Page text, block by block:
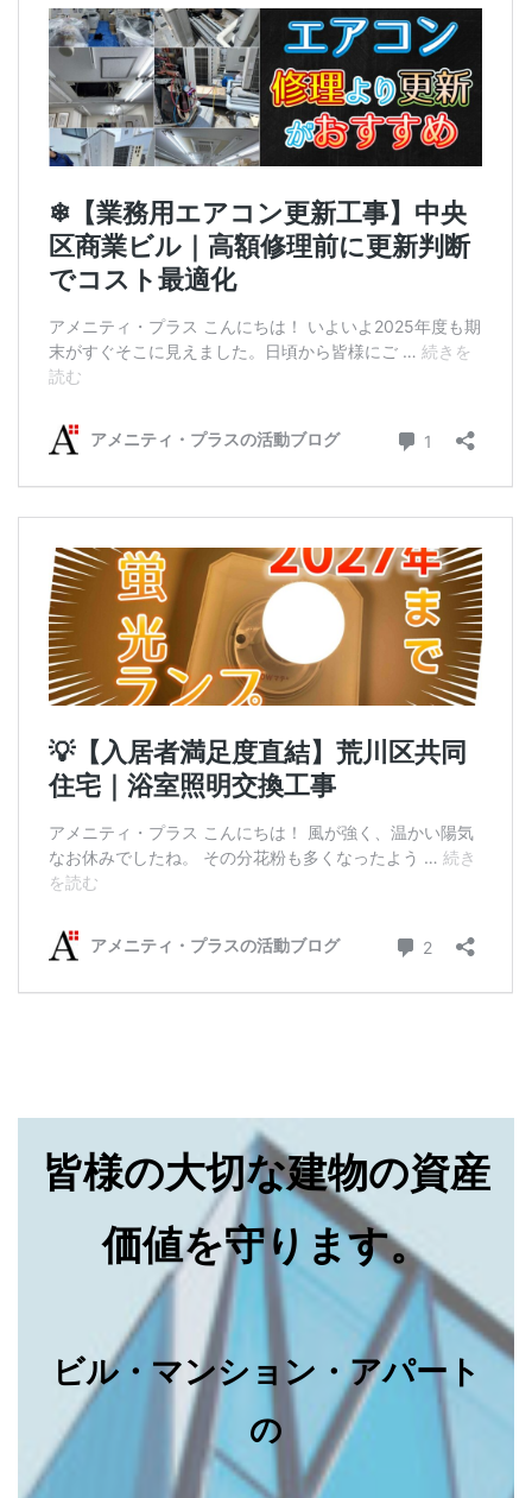
皆様の大切な建物の資産
価値を守ります。
ビル・マンション・アパート
の